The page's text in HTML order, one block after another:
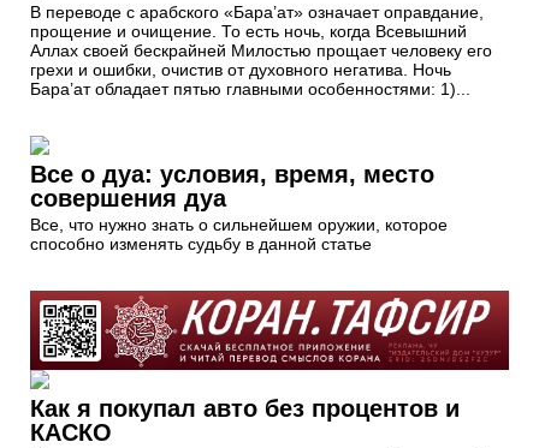
В переводе с арабского «Бара’aт» означает оправдание,
прощение и очищение. То есть ночь, когда Всевышний
Аллах своей бескрайней Милостью прощает человеку его
грехи и ошибки, очистив от духовного негатива. Ночь
Бара’aт обладает пятью главными особенностями: 1)...
Все о дуа: условия, время, место
совершения дуа
Все, что нужно знать о сильнейшем оружии, которое
способно изменять судьбу в данной статье
Как я покупал авто без процентов и
КАСКО